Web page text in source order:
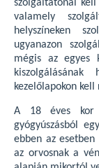
szolgáltatónál
valamely
helyszíneken
ugyanazon
mégis az egyes
kezelőlapokon
A 18 éves kor
gyógyúszásból
ebben az
az orvosnak a